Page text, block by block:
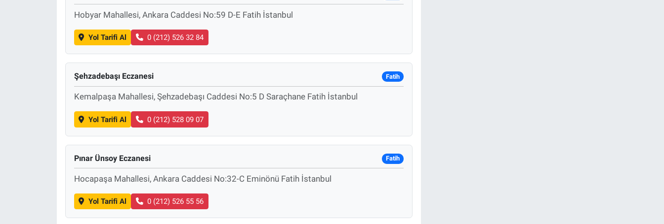
Hobyar Mahallesi, Ankara Caddesi No:59 D-E Fatih İstanbul
Yol Tarifi Al 0 (212) 526 32 84
Şehzadebaşı Eczanesi Fatih
Kemalpaşa Mahallesi, Şehzadebaşı Caddesi No:5 D Saraçhane Fatih İstanbul
Yol Tarifi Al 0 (212) 528 09 07
Pınar Ünsoy Eczanesi Fatih
Hocapaşa Mahallesi, Ankara Caddesi No:32-C Eminönü Fatih İstanbul
Yol Tarifi Al 0 (212) 526 55 56